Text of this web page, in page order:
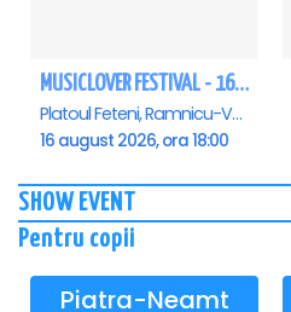
MUSICLOVER FESTIVAL - 16 AUGUST - LEO DE LA ROSIORI SI MARCEL STEFANET & ETHNO REPUBLIC, TUDOR DEEJAY, VARER
Platoul Feteni, Ramnicu-Valcea
16 august 2026, ora 18:00
SHOW EVENT
Pentru copii
Piatra-Neamt